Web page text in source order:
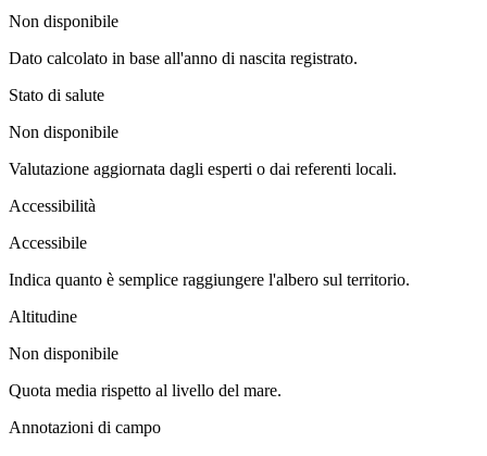
Non disponibile
Dato calcolato in base all'anno di nascita registrato.
Stato di salute
Non disponibile
Valutazione aggiornata dagli esperti o dai referenti locali.
Accessibilità
Accessibile
Indica quanto è semplice raggiungere l'albero sul territorio.
Altitudine
Non disponibile
Quota media rispetto al livello del mare.
Annotazioni di campo